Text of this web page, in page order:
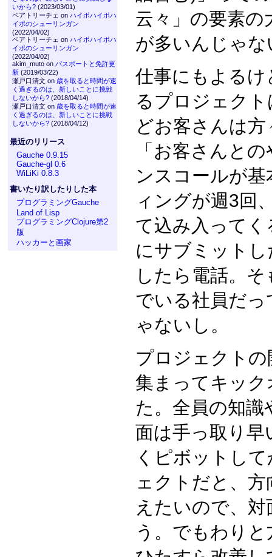
いから?(2023/03/01)
ベアトリーチェ on ハイポハイポハ
イポのシューリンガン
(2022/04/02)
ベアトリーチェ on ハイポハイポハ
イポのシューリンガン
(2022/04/02)
akim_muto on パスポートと免許更
新(2019/03/22)
瀬戸口清文 on 歳を取ると時間が速
く過ぎるのは、新しいことに挑戦
しないから?(2018/04/14)
瀬戸口清文 on 歳を取ると時間が速
く過ぎるのは、新しいことに挑戦
しないから?(2018/04/12)
最近のリリース
Gauche 0.9.15
Gauche-gl 0.6
WiLiKi 0.8.3
書いたり訳したりした本
プログラミングGauche
Land of Lisp
プログラミングClojure第2
版
ハッカーと画家
云々」の要素の
が多いんじゃ
仕事にもよる
るプロジェク
どお客さんは
「お客さんと
ンスコールが
ィングが週3回
て込み入って
にサブミット
したら電話。
でいる社員だ
ゃないし。
プロジェクト
集まってキッ
た。全員の知
面は手っ取り早
くピボットし
ェクトだと、
えたいので、
う。でもわり